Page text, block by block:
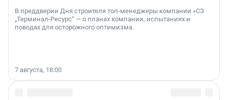
В преддверии Дня строителя топ-менеджеры компании «СЗ
„Терминал-Ресурс“ — о планах компании, испытаниях и
поводах для осторожного оптимизма.
7 августа, 18:00